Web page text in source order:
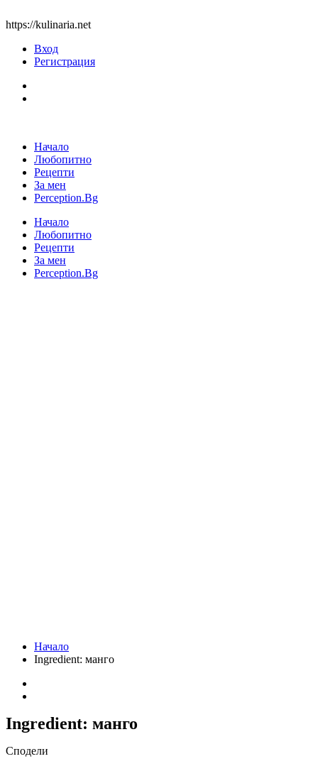
https://kulinaria.net
Вход
Регистрация
Начало
Любопитно
Рецепти
За мен
Perception.Bg
Начало
Любопитно
Рецепти
За мен
Perception.Bg
Начало
Ingredient: манго
Ingredient: манго
Сподели